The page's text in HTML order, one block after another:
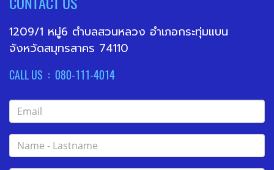
1209/1 หมู่6 ตำบลสวนหลวง อำเภอกระทุ่มแบน
จังหวัดสมุทรสาคร 74110
CALL US : 080-111-4014